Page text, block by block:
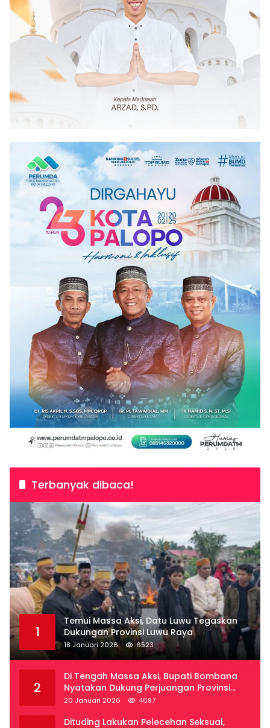
Terbanyak dibaca!
1
Temui Massa Aksi, Datu Luwu Tegaskan
Dukungan Provinsi Luwu Raya
18 Januari 2026 6523
2
Di Tengah Massa Aksi, Bupati Bombana
Nyatakan Dukung Perjuangan Provinsi
Luwu Raya
20 Januari 2026 4697
Dituding Lakukan Pelecehan Seksual,